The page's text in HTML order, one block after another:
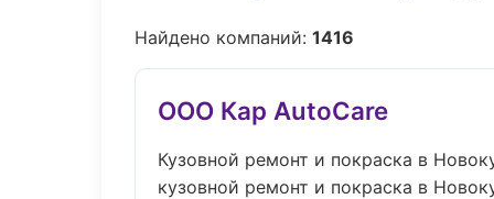
Найдено компаний: 1416
ООО Кар AutoCare
Кузовной ремонт и покраска в
кузовной ремонт и покраска в